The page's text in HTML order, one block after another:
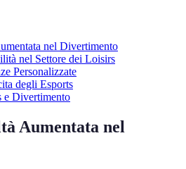
nel Divertimento
nel Settore dei Loisirs
Personalizzate
degli Esports
e Divertimento
Aumentata nel